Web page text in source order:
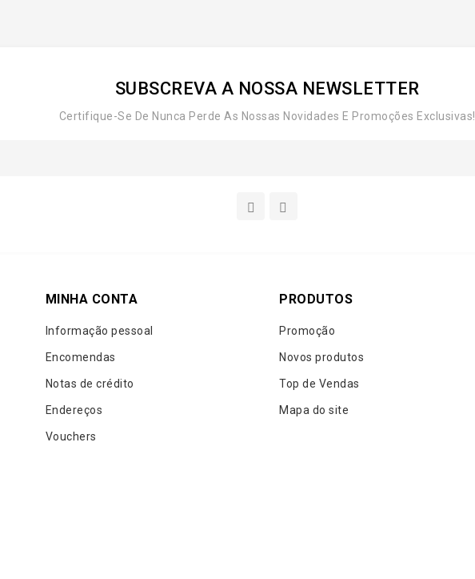
SUBSCREVA A NOSSA NEWSLETTER
Certifique-Se De Nunca Perde As Nossas Novidades E Promoções Exclusivas!
MINHA CONTA
Informação pessoal
Encomendas
Notas de crédito
Endereços
Vouchers
PRODUTOS
Promoção
Novos produtos
Top de Vendas
Mapa do site